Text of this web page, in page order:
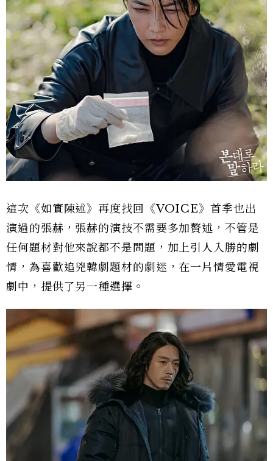
這次《如實陳述》再度找回《VOICE》首季也出
演過的張赫，張赫的演技不需要多加贅述，不管是
任何題材對他來說都不是問題，加上引人入勝的劇
情，為喜歡追兇韓劇題材的劇迷，在一片情愛電視
劇中，提供了另一種選擇。